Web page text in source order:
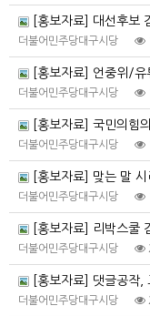
[홍보자료] 대선후보
더불어민주당대구시당
[홍보자료] 언중위/
더불어민주당대구시당
[홍보자료] 국민의힘
더불어민주당대구시당
[홍보자료] 맞는 말
더불어민주당대구시당
[홍보자료] 리박스쿨
더불어민주당대구시당
[홍보자료] 댓글공작,
더불어민주당대구시당